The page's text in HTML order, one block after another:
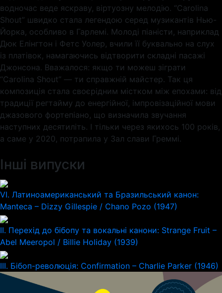
водночас веде яскраву, віртуозну мелодію. “Carolina
Shout” швидко стала легендою серед музикантів Нью-
Йорка, особливо в Гарлемі. Молоді піаністи, наприклад
Дюк Елінгтон і Фетс Уолер, вчили її буквально на слух
із платівок, намагаючись відтворити складні пасажі
Джонсона. Вважалося: якщо ти можеш зіграти
“Carolina Shout” — ти справжній майстер. Так ця
композиція стала своєрідним містком між епохами: від
традиції регтайму до енергійної, імпровізаційної мови
джазового фортепіано, що визначила звучання
наступних десятиліть. І тільки через якихось 100 років,
а саме у 2020, потрапила у Зал слави Греммі.
Інші випуски
VI. Латиноамериканський та Бразильський канон:
Manteca – Dizzy Gillespie / Chano Pozo (1947)
II. Перехід до бібопу та вокальні канони: Strange Fruit –
Abel Meeropol / Billie Holiday (1939)
III. Бібоп-революція: Confirmation – Charlie Parker (1946)